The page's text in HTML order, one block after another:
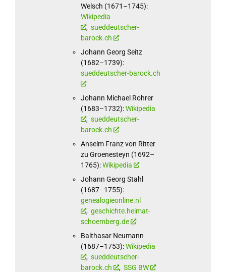
Welsch (1671–1745):
Wikipedia
, sueddeutscher-
barock.ch
Johann Georg Seitz
(1682–1739):
sueddeutscher-barock.ch
Johann Michael Rohrer
(1683–1732):Wikipedia
, sueddeutscher-
barock.ch
Anselm Franz von Ritter
zu Groenesteyn (1692–
1765):Wikipedia
Johann Georg Stahl
(1687–1755):
genealogieonline.nl
, geschichte.heimat-
schoemberg.de
Balthasar Neumann
(1687–1753):Wikipedia
, sueddeutscher-
barock.ch
, SSG BW